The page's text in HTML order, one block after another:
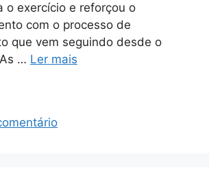
o exercício e reforçou o
com o processo de
que vem seguindo desde o
… Ler mais